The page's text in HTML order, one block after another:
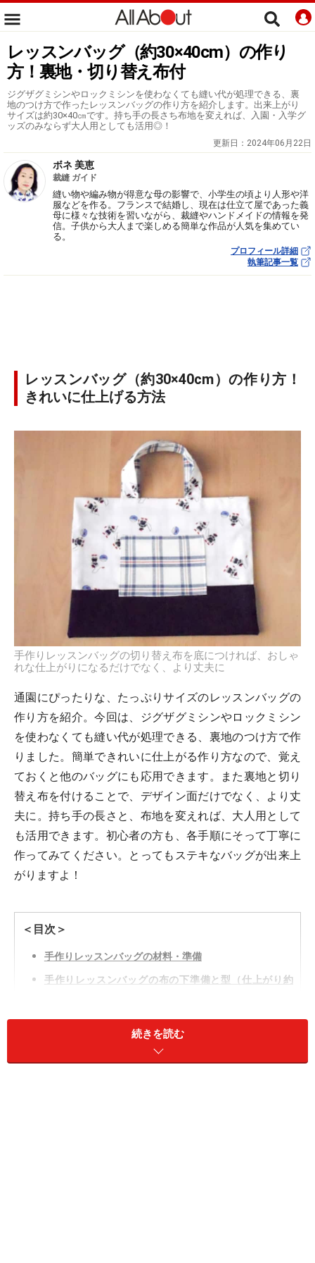
レッスンバッグ（約30×40cm）の作り
方！裏地・切り替え布付
ジグザグミシンやロックミシンを使わなくても縫い代が処理できる、裏
地のつけ方で作ったレッスンバッグの作り方を紹介します。出来上がり
サイズは約30×40㎝です。持ち手の長さち布地を変えれば、入園・入学グ
ッズのみならず大人用としても活用◎！
更新日： 2024年06月22日
ボネ 美恵
裁縫 ガイド
縫い物や編み物が得意な母の影響で、小学生の頃より人形や洋
服などを作る。フランスで結婚し、現在は仕立て屋であった義
母に様々な技術を習いながら、裁縫やハンドメイドの情報を発
信。子供から大人まで楽しめる簡単な作品が人気を集めてい
る。
プロフィール詳細
執筆記事一覧
レッスンバッグ（約30×40cm）の作り方！
きれいに仕上げる方法
手作りレッスンバッグの切り替え布を底につければ、おしゃ
れな仕上がりになるだけでなく、より丈夫に
通園にぴったりな、たっぷりサイズのレッスンバッグの
作り方を紹介。今回は、ジグザグミシンやロックミシン
を使わなくても縫い代が処理できる、裏地のつけ方で作
りました。簡単できれいに仕上がる作り方なので、覚え
ておくと他のバッグにも応用できます。また裏地と切り
替え布を付けることで、デザイン面だけでなく、より丈
夫に。持ち手の長さと、布地を変えれば、大人用として
も活用できます。初心者の方も、各手順にそって丁寧に
作ってみてください。とってもステキなバッグが出来上
がりますよ！
＜目次＞
手作りレッスンバッグの材料・準備
手作りレッスンバッグの布の下準備と型（仕上がり約
手作りレッスンバッグ下準備のポイント
続きを読む